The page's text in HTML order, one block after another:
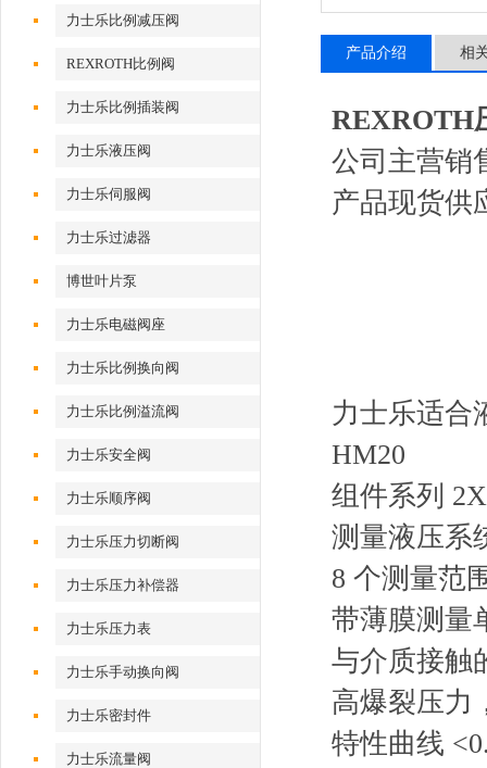
力士乐比例减压阀
REXROTH比例阀
力士乐比例插装阀
力士乐液压阀
力士乐伺服阀
力士乐过滤器
博世叶片泵
力士乐电磁阀座
力士乐比例换向阀
力士乐比例溢流阀
力士乐安全阀
力士乐顺序阀
力士乐压力切断阀
力士乐压力补偿器
力士乐压力表
力士乐手动换向阀
力士乐密封件
力士乐流量阀
产品介绍 相
REXROTH
公司主营销
产品现货供
力士乐适合
HM20
组件系列 2X
测量液压系
8 个测量范
带薄膜测量
与介质接触
高爆裂压力
特性曲线